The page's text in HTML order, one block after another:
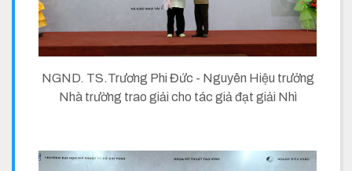
NGND. TS.Trương Phi Đức - Nguyên Hiệu trưởng
Nhà trường trao giải cho tác giả đạt giải Nhì